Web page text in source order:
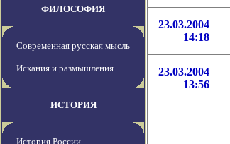
ФИЛОСОФИЯ
Современная русская мысль
Искания и размышления
ИСТОРИЯ
История России
23.03.2004
14:18
23.03.2004
13:56